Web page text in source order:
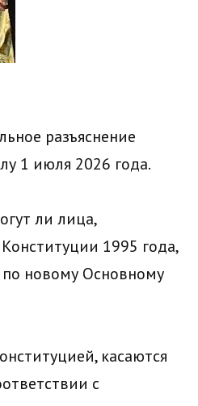
разъяснение
1 июля 2026 года.
ли лица,
1995 года,
новому Основному
касаются
с